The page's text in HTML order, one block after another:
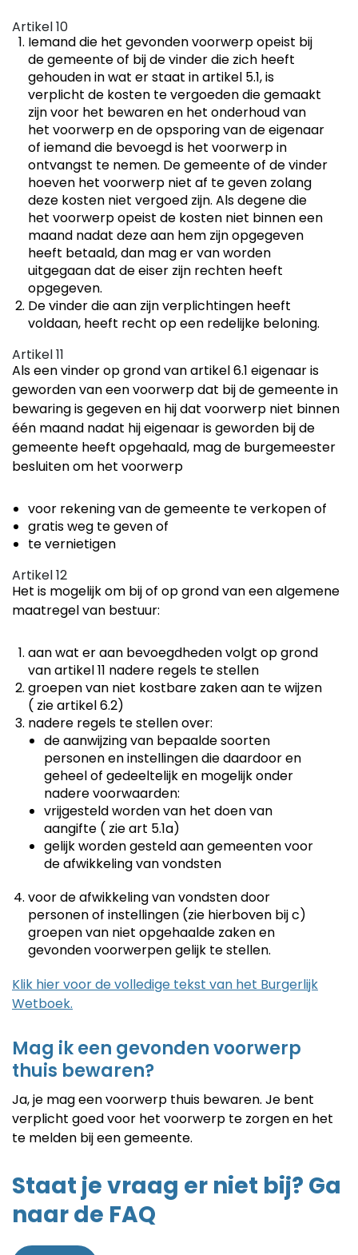
Artikel 10
Iemand die het gevonden voorwerp opeist bij
de gemeente of bij de vinder die zich heeft
gehouden in wat er staat in artikel 5.1, is
verplicht de kosten te vergoeden die gemaakt
zijn voor het bewaren en het onderhoud van
het voorwerp en de opsporing van de eigenaar
of iemand die bevoegd is het voorwerp in
ontvangst te nemen. De gemeente of de vinder
hoeven het voorwerp niet af te geven zolang
deze kosten niet vergoed zijn. Als degene die
het voorwerp opeist de kosten niet binnen een
maand nadat deze aan hem zijn opgegeven
heeft betaald, dan mag er van worden
uitgegaan dat de eiser zijn rechten heeft
opgegeven.
De vinder die aan zijn verplichtingen heeft
voldaan, heeft recht op een redelijke beloning.
Artikel 11
Als een vinder op grond van artikel 6.1 eigenaar is
geworden van een voorwerp dat bij de gemeente in
bewaring is gegeven en hij dat voorwerp niet binnen
één maand nadat hij eigenaar is geworden bij de
gemeente heeft opgehaald, mag de burgemeester
besluiten om het voorwerp
voor rekening van de gemeente te verkopen of
gratis weg te geven of
te vernietigen
Artikel 12
Het is mogelijk om bij of op grond van een algemene
maatregel van bestuur:
aan wat er aan bevoegdheden volgt op grond
van artikel 11 nadere regels te stellen
groepen van niet kostbare zaken aan te wijzen
( zie artikel 6.2)
nadere regels te stellen over:
de aanwijzing van bepaalde soorten
personen en instellingen die daardoor en
geheel of gedeeltelijk en mogelijk onder
nadere voorwaarden:
vrijgesteld worden van het doen van
aangifte ( zie art 5.1a)
gelijk worden gesteld aan gemeenten voor
de afwikkeling van vondsten
voor de afwikkeling van vondsten door
personen of instellingen (zie hierboven bij c)
groepen van niet opgehaalde zaken en
gevonden voorwerpen gelijk te stellen.
Klik hier voor de volledige tekst van het Burgerlijk
Wetboek.
Mag ik een gevonden voorwerp
thuis bewaren?
Ja, je mag een voorwerp thuis bewaren. Je bent
verplicht goed voor het voorwerp te zorgen en het
te melden bij een gemeente.
Staat je vraag er niet bij? Ga
naar de FAQ